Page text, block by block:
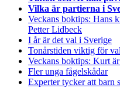
Vilka är partierna i
Veckans boktips: Hans
Petter Lidbeck
I år är det val i Sverige
Tonårstiden viktig för
Veckans boktips: Kurt
Fler unga fågelskådar
Experter tycker att barn